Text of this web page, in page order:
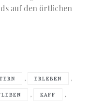
auf den örtlichen
, ERLEBEN ,
, KAFF ,